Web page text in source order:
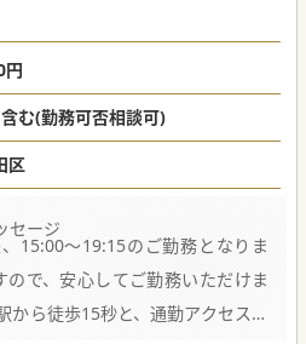
円
む(勤務可否相談可)
田区
セージ
15:00～19:15のご勤務となりま
で、安心してご勤務いただけま
ら徒歩15秒と、通勤アクセス抜